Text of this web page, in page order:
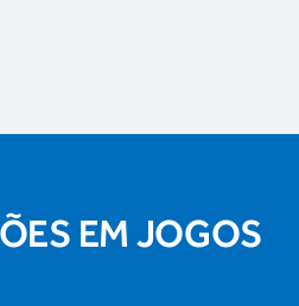
EM JOGOS